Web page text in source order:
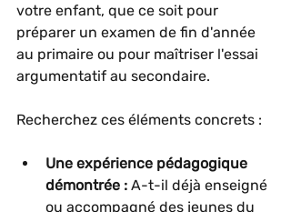
votre enfant, que ce soit pour
préparer un examen de fin d'année
au primaire ou pour maîtriser l'essai
argumentatif au secondaire.
Recherchez ces éléments concrets :
Une expérience pédagogique
démontrée : A-t-il déjà enseigné
ou accompagné des jeunes du